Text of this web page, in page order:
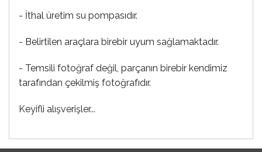
- İthal üretim su pompasıdır.
- Belirtilen araçlara birebir uyum sağlamaktadır.
- Temsili fotoğraf değil, parçanın birebir kendimiz
tarafından çekilmiş fotoğrafıdır.
Keyifli alışverişler...